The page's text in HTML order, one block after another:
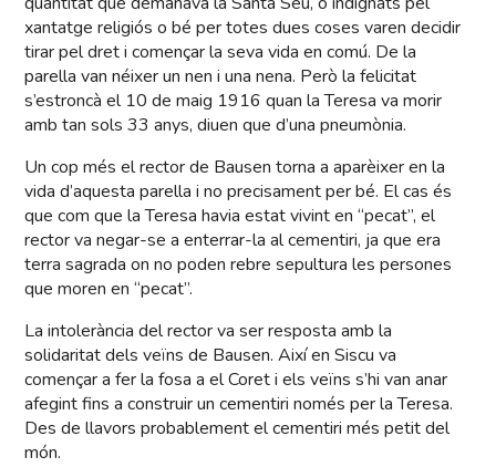
xantatge religiós o bé per totes dues coses varen decidir
tirar pel dret i començar la seva vida en comú. De la
parella van néixer un nen i una nena. Però la felicitat
s’estroncà el 10 de maig 1916 quan la Teresa va morir
amb tan sols 33 anys, diuen que d’una pneumònia.
Un cop més el rector de Bausen torna a aparèixer en la
vida d’aquesta parella i no precisament per bé. El cas és
que com que la Teresa havia estat vivint en “pecat”, el
rector va negar-se a enterrar-la al cementiri, ja que era
terra sagrada on no poden rebre sepultura les persones
que moren en “pecat”.
La intolerància del rector va ser resposta amb la
solidaritat dels veïns de Bausen. Així en Siscu va
començar a fer la fosa a el Coret i els veïns s’hi van anar
afegint fins a construir un cementiri només per la Teresa.
Des de llavors probablement el cementiri més petit del
món.